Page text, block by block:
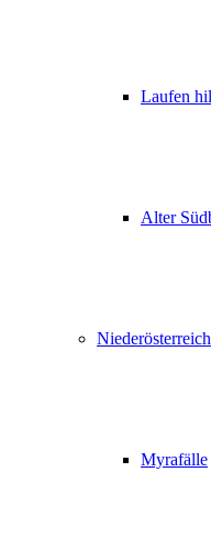
Laufen
Alter
Niederösterreich
Myrafälle